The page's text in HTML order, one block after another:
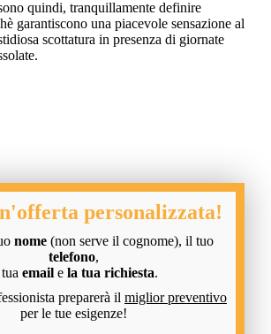
quindi, tranquillamente definire
garantiscono una piacevole sensazione al
scottatura in presenza di giornate
personalizzata!
nome (non serve il cognome), il tuo
telefono,
email e la tua richiesta.
preparerà il miglior preventivo
per le tue esigenze!